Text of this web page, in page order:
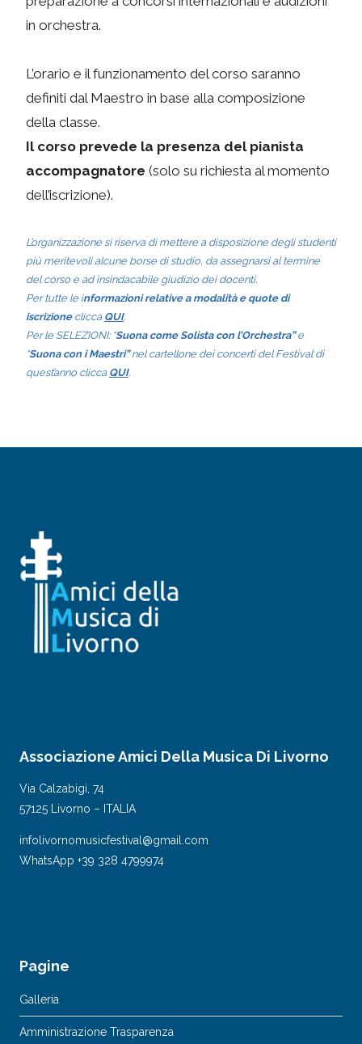
in orchestra.
L’orario e il funzionamento del corso saranno
definiti dal Maestro in base alla composizione
della classe.
Il corso prevede la presenza del pianista
accompagnatore (solo su richiesta al momento
dell’iscrizione).
L’organizzazione si riserva di mettere a disposizione degli studenti
più meritevoli alcune borse di studio, da assegnarsi al termine
del corso e ad insindacabile giudizio dei docenti.
Per tutte le informazioni relative a modalità e quote di
iscrizioneclicca QUI.
Per le SELEZIONI: “Suona come Solista con l’Orchestra”e
“Suona con i Maestri”nel cartellone dei concerti del Festival di
quest’anno clicca QUI.
Associazione Amici Della Musica Di Livorno
Via Calzabigi, 74
57125 Livorno – ITALIA
infolivornomusicfestival@gmail.com
WhatsApp +39 328 4799974
Pagine
Galleria
Amministrazione Trasparenza